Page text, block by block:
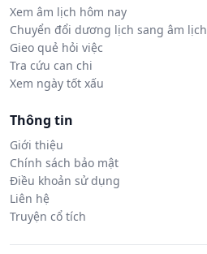
Xem âm lịch hôm nay
Chuyển đổi dương lịch sang âm lịch
Gieo quẻ hỏi việc
Tra cứu can chi
Xem ngày tốt xấu
Thông tin
Giới thiệu
Chính sách bảo mật
Điều khoản sử dụng
Liên hệ
Truyện cổ tích